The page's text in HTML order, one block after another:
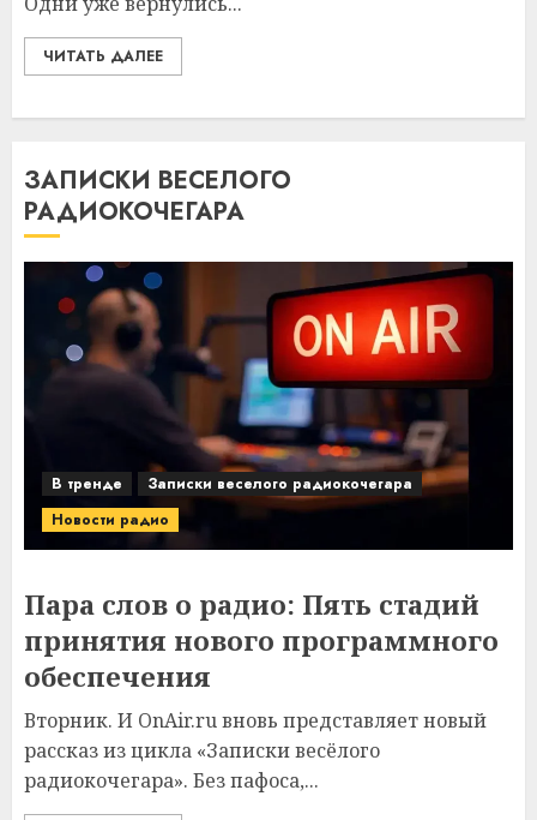
ЧИТАТЬ ДАЛЕЕ
ЗАПИСКИ ВЕСЕЛОГО
РАДИОКОЧЕГАРА
В тренде
Записки веселого радиокочегара
Новости радио
Пара слов о радио: Пять стадий
принятия нового программного
обеспечения
Вторник. И OnAir.ru вновь представляет новый
рассказ из цикла «Записки весёлого
радиокочегара». Без пафоса,...